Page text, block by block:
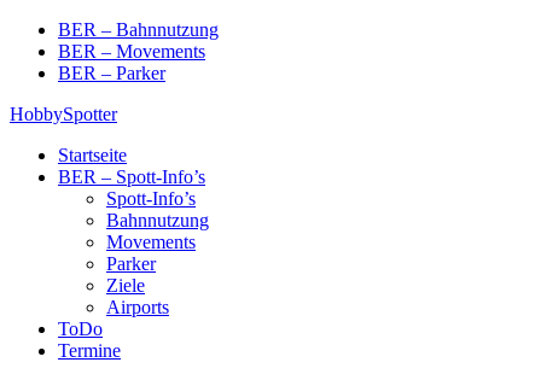
Skip
content
BER – Bahnnutzung
BER – Movements
BER – Parker
HobbySpotter
Startseite
BER – Spott-Info’s
Spott-Info’s
Bahnnutzung
Movements
Parker
Ziele
Airports
ToDo
Termine